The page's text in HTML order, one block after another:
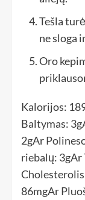
Tešla
ne sloga
Oro
Kalorijos:
Baltymas: 3g
2gAr
riebalų: 3gAr
86mgAr